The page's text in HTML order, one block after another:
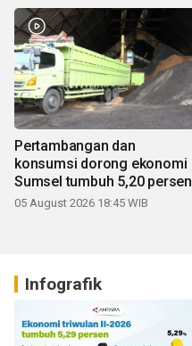
Pertambangan dan
konsumsi dorong ekonomi
Sumsel tumbuh 5,20 persen
05 August 2026 18:45 WIB
Infografik